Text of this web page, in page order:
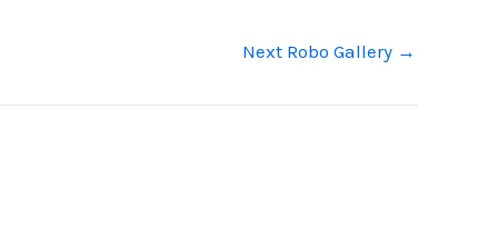
Next Robo Gallery →